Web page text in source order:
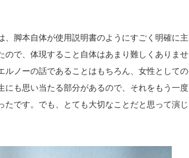
脚本自体が使用説明書のようにすごく明確に主
ので、体現すること自体はあまり難しくありませ
ルノーの話であることはもちろん、女性としての
も思い当たる部分があるので、それをもう一度
です。でも、とても大切なことだと思って演じ